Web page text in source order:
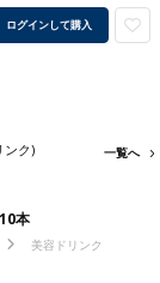
ログインして購入
ンク) 一覧へ
本
美容ドリンク